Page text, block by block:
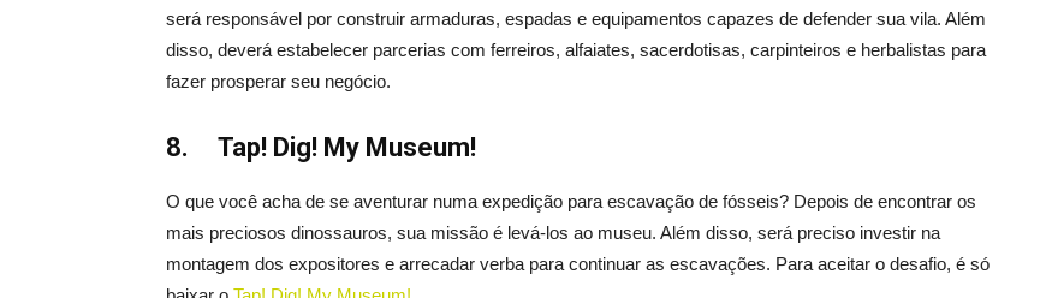
será responsável por construir armaduras, espadas e equipamentos capazes de defender sua vila. Além
disso, deverá estabelecer parcerias com ferreiros, alfaiates, sacerdotisas, carpinteiros e herbalistas para
fazer prosperar seu negócio.
8. Tap! Dig! My Museum!
O que você acha de se aventurar numa expedição para escavação de fósseis? Depois de encontrar os
mais preciosos dinossauros, sua missão é levá-los ao museu. Além disso, será preciso investir na
montagem dos expositores e arrecadar verba para continuar as escavações. Para aceitar o desafio, é só